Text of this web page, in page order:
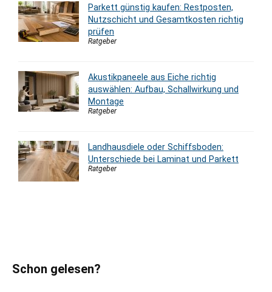
Parkett günstig kaufen: Restposten,
Nutzschicht und Gesamtkosten richtig
prüfen
Ratgeber
Akustikpaneele aus Eiche richtig
auswählen: Aufbau, Schallwirkung und
Montage
Ratgeber
Landhausdiele oder Schiffsboden:
Unterschiede bei Laminat und Parkett
Ratgeber
Schon gelesen?